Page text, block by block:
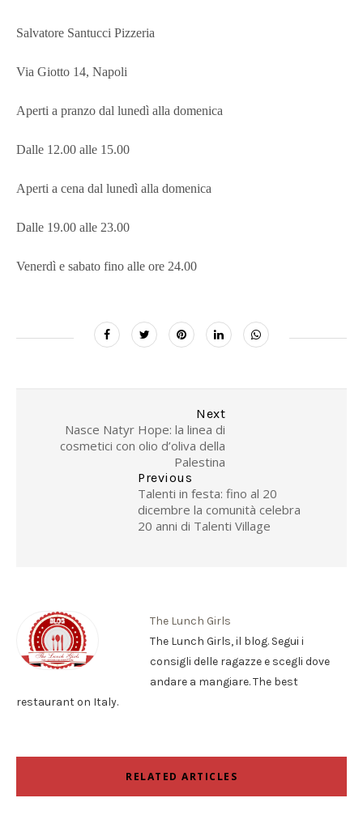
Salvatore Santucci Pizzeria
Via Giotto 14, Napoli
Aperti a pranzo dal lunedì alla domenica
Dalle 12.00 alle 15.00
Aperti a cena dal lunedì alla domenica
Dalle 19.00 alle 23.00
Venerdì e sabato fino alle ore 24.00
Next
Nasce Natyr Hope: la linea di
cosmetici con olio d’oliva della
Palestina
Previous
Talenti in festa: fino al 20
dicembre la comunità celebra
20 anni di Talenti Village
The Lunch Girls
The Lunch Girls, il blog. Segui i
consigli delle ragazze e scegli dove
andare a mangiare. The best
restaurant on Italy.
RELATED ARTICLES